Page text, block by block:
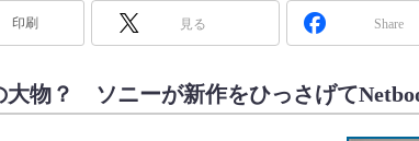
印刷 見る Share
大物？ ソニーが新作をひっさげて